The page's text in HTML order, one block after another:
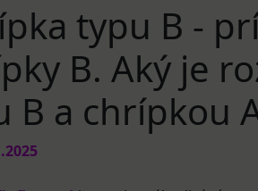
typu B -
B. Aký je
B a chrípkou